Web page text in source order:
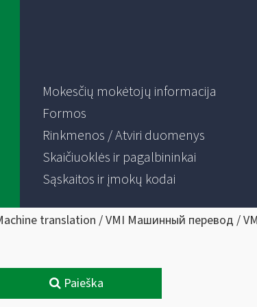
Mokesčių mokėtojų informacija
Formos
Rinkmenos / Atviri duomenys
Skaičiuoklės ir pagalbininkai
Sąskaitos ir įmokų kodai
translation / VMI Машинный перевод /
Paieška